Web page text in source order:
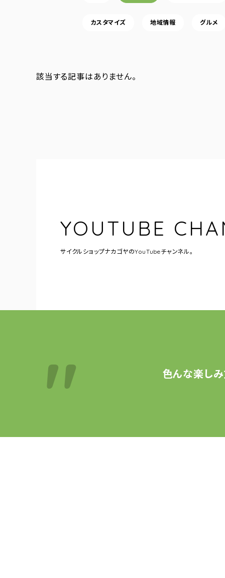
カスタマイズ 地域情報 グルメ
該当する記事はありません。
YOUTUBE
サイクルショップナカゴヤのYouTubeチャンネル。
色んな楽し